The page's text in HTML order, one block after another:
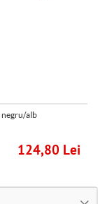
negru/alb
124,80 Lei